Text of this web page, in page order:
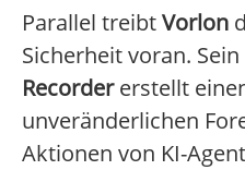
Parallel treibtVorlon
Sicherheit voran.
Recordererstellt
unveränderlichen
Aktionen von KI-